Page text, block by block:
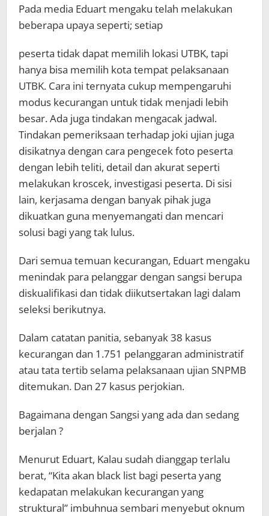
Pada media Eduart mengaku telah melakukan
beberapa upaya seperti; setiap
peserta tidak dapat memilih lokasi UTBK, tapi
hanya bisa memilih kota tempat pelaksanaan
UTBK. Cara ini ternyata cukup mempengaruhi
modus kecurangan untuk tidak menjadi lebih
besar. Ada juga tindakan mengacak jadwal.
Tindakan pemeriksaan terhadap joki ujian juga
disikatnya dengan cara pengecek foto peserta
dengan lebih teliti, detail dan akurat seperti
melakukan kroscek, investigasi peserta. Di sisi
lain, kerjasama dengan banyak pihak juga
dikuatkan guna menyemangati dan mencari
solusi bagi yang tak lulus.
Dari semua temuan kecurangan, Eduart mengaku
menindak para pelanggar dengan sangsi berupa
diskualifikasi dan tidak diikutsertakan lagi dalam
seleksi berikutnya.
Dalam catatan panitia, sebanyak 38 kasus
kecurangan dan 1.751 pelanggaran administratif
atau tata tertib selama pelaksanaan ujian SNPMB
ditemukan. Dan 27 kasus perjokian.
Bagaimana dengan Sangsi yang ada dan sedang
berjalan ?
Menurut Eduart, Kalau sudah dianggap terlalu
berat, “Kita akan black list bagi peserta yang
kedapatan melakukan kecurangan yang
struktural” imbuhnua sembari menyebut oknum